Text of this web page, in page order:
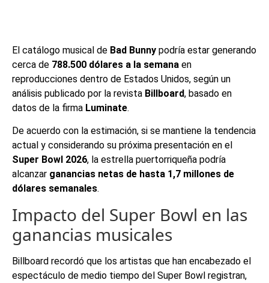
El catálogo musical de Bad Bunny podría estar generando
cerca de 788.500 dólares a la semana en
reproducciones dentro de Estados Unidos, según un
análisis publicado por la revista Billboard, basado en
datos de la firma Luminate.
De acuerdo con la estimación, si se mantiene la tendencia
actual y considerando su próxima presentación en el
Super Bowl 2026, la estrella puertorriqueña podría
alcanzar ganancias netas de hasta 1,7 millones de
dólares semanales.
Impacto del Super Bowl en las
ganancias musicales
Billboard recordó que los artistas que han encabezado el
espectáculo de medio tiempo del Super Bowl registran,